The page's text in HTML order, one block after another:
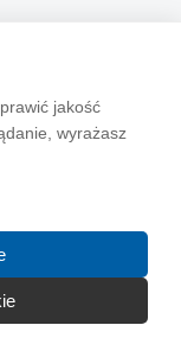
jakość
wyrażasz